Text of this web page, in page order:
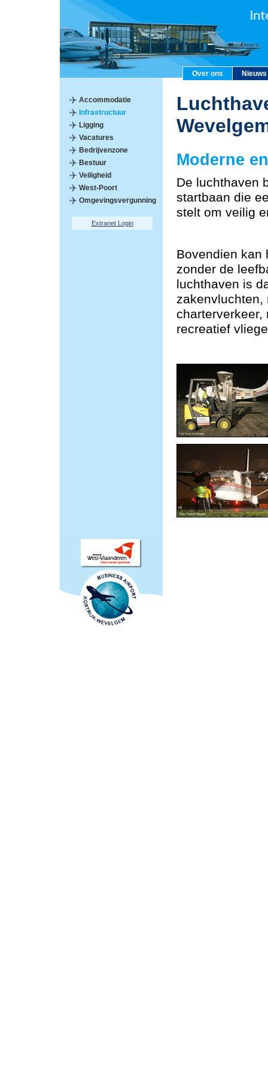
Over ons Nieuws
Accommodatie
Infrastructuur
Ligging
Vacatures
Bedrijvenzone
Bestuur
Veiligheid
West-Poort
Omgevingsvergunning
Extranet Login
Moderne
De luchthaven
startbaan die
stelt om veilig
Bovendien kan
zonder de
luchthaven is
zakenvluchten,
charterverkeer,
recreatief